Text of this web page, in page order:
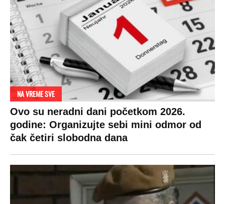
NA VREME SVE
Ovo su neradni dani početkom 2026.
godine: Organizujte sebi mini odmor od
čak četiri slobodna dana